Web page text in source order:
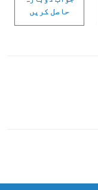
حاصل کریں